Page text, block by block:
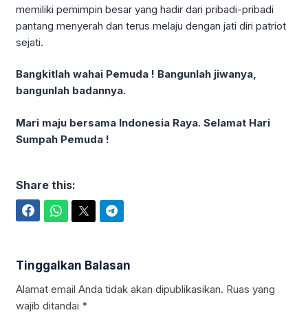
memiliki pemimpin besar yang hadir dari pribadi-pribadi
pantang menyerah dan terus melaju dengan jati diri patriot
sejati.
Bangkitlah wahai Pemuda ! Bangunlah jiwanya,
bangunlah badannya.
Mari maju bersama Indonesia Raya. Selamat Hari
Sumpah Pemuda !
Share this:
Tinggalkan Balasan
Alamat email Anda tidak akan dipublikasikan. Ruas yang
wajib ditandai *